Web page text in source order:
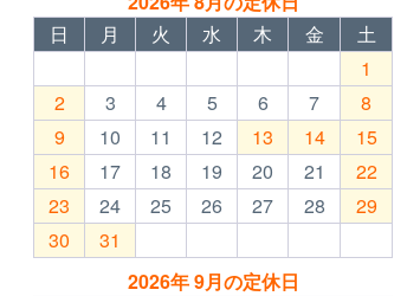
日
月 火 水 木 金
土
1
2
3 4 5 6 7
8
9
10 11 12 13 14
15
16
17 18 19 20 21
22
23
24 25 26 27 28
29
30
31
2026年 9月の定休日